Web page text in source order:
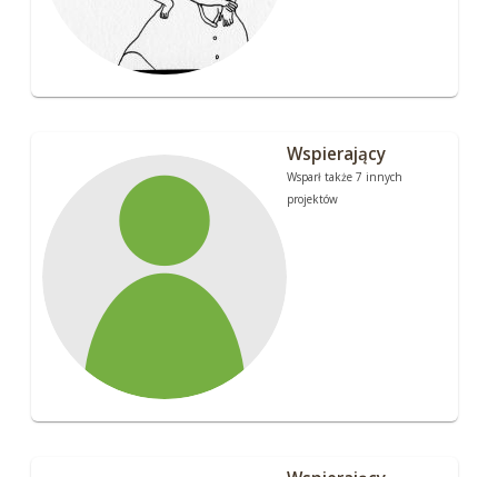
Wspierający
Wsparł także 7 innych
projektów